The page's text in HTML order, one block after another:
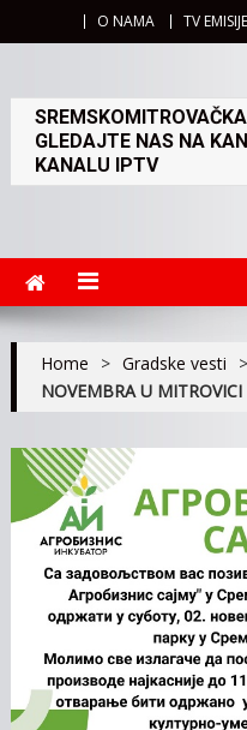
O NAMA TV EMISIJE
GLEDAJTE NAS NA
KANALU IPTV
Home > Gradske vesti >
NOVEMBRA U MITROVICI